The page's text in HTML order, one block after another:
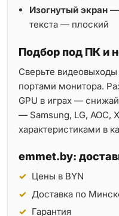
Изогнутый экран —
текста — плоский
Подбор под ПК и
Сверьте видеовыходы
портами монитора.
GPU в играх —
— Samsung, LG, AOC,
характеристиками в
emmet.by:
Цены в BYN
Доставка по
Гарантия